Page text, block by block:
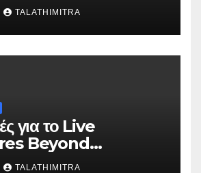
TALATHIMITRA
για το Live
Beyond
που Στέκουν
TALATHIMITRA